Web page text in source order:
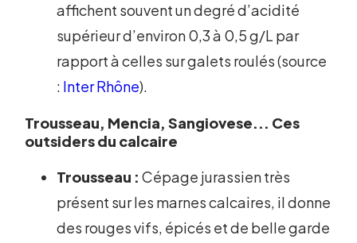
affichent souvent un degré d’acidité
supérieur d’environ 0,3 à 0,5 g/L par
rapport à celles sur galets roulés (source
: Inter Rhône).
Trousseau, Mencia, Sangiovese... Ces
outsiders du calcaire
Trousseau : Cépage jurassien très
présent sur les marnes calcaires, il donne
des rouges vifs, épicés et de belle garde